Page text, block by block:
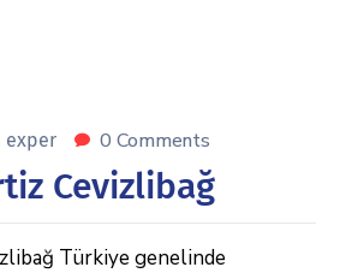
exper 0 Comments
Cevizlibağ
Türkiye genelinde